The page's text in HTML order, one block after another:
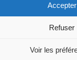
Accepter
Refuser
Voir les